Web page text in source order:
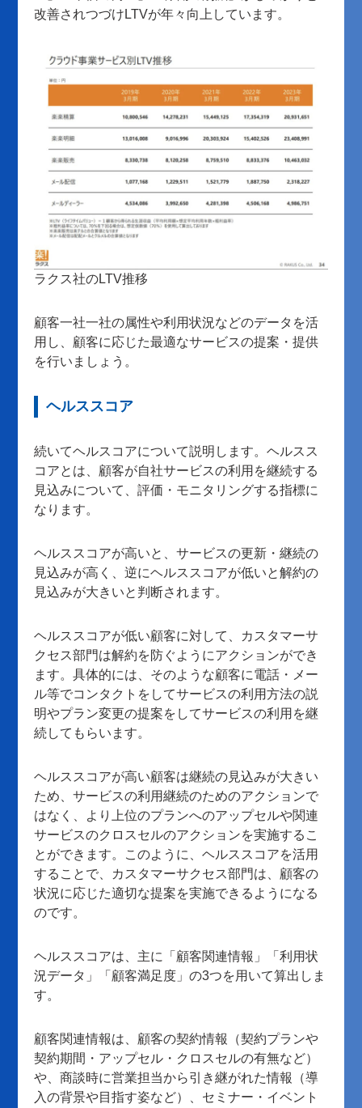
改善されつづけLTVが年々向上しています。
ラクス社のLTV推移
顧客一社一社の属性や利用状況などのデータを活
用し、顧客に応じた最適なサービスの提案・提供
を行いましょう。
ヘルススコア
続いてヘルスコアについて説明します。ヘルスス
コアとは、顧客が自社サービスの利用を継続する
見込みについて、評価・モニタリングする指標に
なります。
ヘルススコアが高いと、サービスの更新・継続の
見込みが高く、逆にヘルススコアが低いと解約の
見込みが大きいと判断されます。
ヘルススコアが低い顧客に対して、カスタマーサ
クセス部門は解約を防ぐようにアクションができ
ます。具体的には、そのような顧客に電話・メー
ル等でコンタクトをしてサービスの利用方法の説
明やプラン変更の提案をしてサービスの利用を継
続してもらいます。
ヘルススコアが高い顧客は継続の見込みが大きい
ため、サービスの利用継続のためのアクションで
はなく、より上位のプランへのアップセルや関連
サービスのクロスセルのアクションを実施するこ
とができます。このように、ヘルススコアを活用
することで、カスタマーサクセス部門は、顧客の
状況に応じた適切な提案を実施できるようになる
のです。
ヘルススコアは、主に「顧客関連情報」「利用状
況データ」「顧客満足度」の3つを用いて算出しま
す。
顧客関連情報は、顧客の契約情報（契約プランや
契約期間・アップセル・クロスセルの有無など）
や、商談時に営業担当から引き継がれた情報（導
入の背景や目指す姿など）、セミナー・イベント